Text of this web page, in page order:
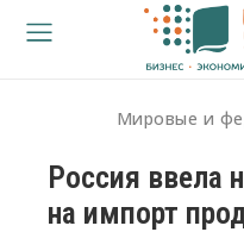
Мировые и
Россия ввела
на импорт